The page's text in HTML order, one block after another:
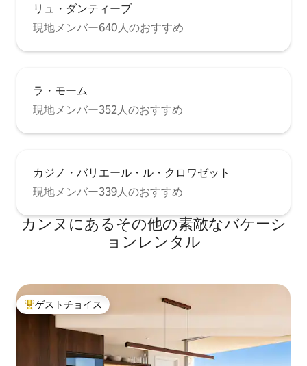
リュ・ダンティーブ
現地メンバー640人のおすすめ
ラ・モーム
現地メンバー352人のおすすめ
カジノ・バリエール・ル・クロワゼット
現地メンバー339人のおすすめ
カンヌにあるその他の素敵なバケーシ
ョンレンタル
大好評のゲストチョイスです。
ゲストチョイス